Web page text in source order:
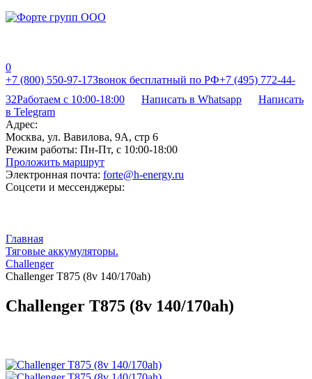
0
+7 (800) 550-97-17Звонок бесплатный по РФ+7 (495) 772-44-
32Работаем с 10:00-18:00 Написать в Whatsapp
Написать
в Telegram
Адрес:
Москва, ул. Вавилова, 9А, стр 6
Режим работы: Пн-Пт, с 10:00-18:00
Проложить маршрут
Электронная почта: forte@h-energy.ru
Соцсети и мессенджеры:
Главная
Тяговые аккумуляторы.
Challenger
Challenger T875 (8v 140/170ah)
Challenger T875 (8v 140/170ah)